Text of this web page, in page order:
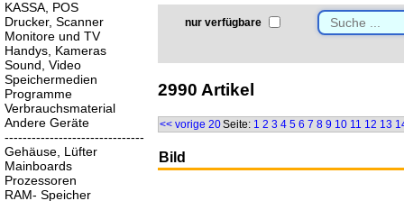
nur verfügbare
2990 Artikel
<< vorige 20Seite: 1 2 3 4 5 6 7 8 9 10 11 12 13
Bild
KASSA, POS
Drucker, Scanner
Monitore und TV
Handys, Kameras
Sound, Video
Speichermedien
Programme
Verbrauchsmaterial
Andere Geräte
-------------------------------
Gehäuse, Lüfter
Mainboards
Prozessoren
RAM- Speicher